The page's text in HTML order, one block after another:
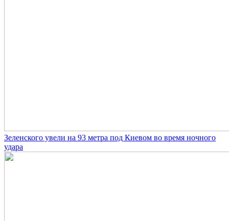
Зеленского увели на 93 метра под Киевом во время ночного
удара